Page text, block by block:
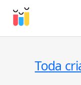
Toda